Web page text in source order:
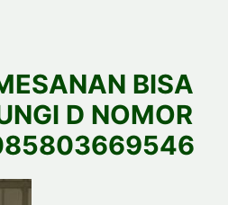
BISA
D NOMOR